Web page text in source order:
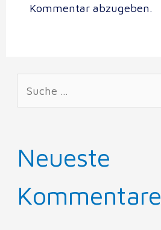
Kommentar abzugeben.
Neueste
Kommentare